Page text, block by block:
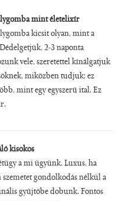
mint életelixír
kicsit olyan, mint a
2-3 naponta
vele, szeretettel kínálgatjuk
miközben tudjuk: ez
mint egy egyszerű ital. Ez
kisokos
a mi ügyünk. Luxus, ha
gondolkodás nélkül a
gyűjtőbe dobunk. Fontos